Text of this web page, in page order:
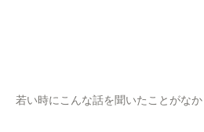
若い時にこんな話を聞いたことがなか